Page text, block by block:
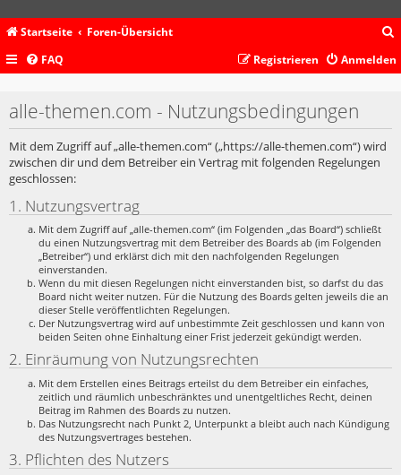
Startseite Foren-Übersicht
c
FAQ Anmelden
Registrieren
alle-themen.com - Nutzungsbedingungen
Mit dem Zugriff auf „alle-themen.com“ („https://alle-themen.com“) wird
zwischen dir und dem Betreiber ein Vertrag mit folgenden Regelungen
geschlossen:
1. Nutzungsvertrag
Mit dem Zugriff auf „alle-themen.com“ (im Folgenden „das Board“) schließt
du einen Nutzungsvertrag mit dem Betreiber des Boards ab (im Folgenden
„Betreiber“) und erklärst dich mit den nachfolgenden Regelungen
einverstanden.
Wenn du mit diesen Regelungen nicht einverstanden bist, so darfst du das
Board nicht weiter nutzen. Für die Nutzung des Boards gelten jeweils die an
dieser Stelle veröffentlichten Regelungen.
Der Nutzungsvertrag wird auf unbestimmte Zeit geschlossen und kann von
beiden Seiten ohne Einhaltung einer Frist jederzeit gekündigt werden.
2. Einräumung von Nutzungsrechten
Mit dem Erstellen eines Beitrags erteilst du dem Betreiber ein einfaches,
zeitlich und räumlich unbeschränktes und unentgeltliches Recht, deinen
Beitrag im Rahmen des Boards zu nutzen.
Das Nutzungsrecht nach Punkt 2, Unterpunkt a bleibt auch nach Kündigung
des Nutzungsvertrages bestehen.
3. Pflichten des Nutzers